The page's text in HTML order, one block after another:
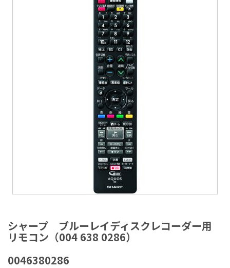
シャープ ブルーレイディスクレコーダー用
リモコン（004 638 0286）
0046380286
メ
ー
ジ
ャ